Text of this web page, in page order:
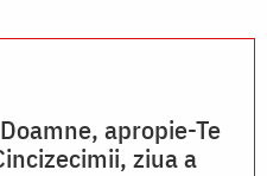
apropie-Te
ziua a